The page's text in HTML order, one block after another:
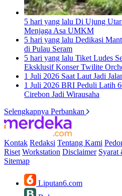
5 hari yang lalu Di Ujung
Menjaga Asa UMKM
5 hari yang lalu Dedikasi
di Pulau Seram
5 hari yang lalu Tiket Ludes
Eksklusif Konser Twilite
1 Juli 2026 Saat Laut Jadi
1 Juli 2026 BRI Peduli Latih
Cirebon Jadi Wirausaha
Selengkapnya Perbankan
Kontak Redaksi Tentang Kami
Riset Workstation Disclaimer Syarat
Sitemap
Liputan6.com